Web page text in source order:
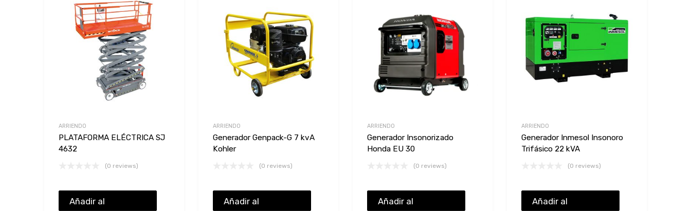
ARRIENDO
PLATAFORMA ELÉCTRICA SJ
4632
(0 reviews)
Añadir al
ARRIENDO
Generador Genpack-G 7 kvA
Kohler
(0 reviews)
Añadir al
ARRIENDO
Generador Insonorizado
Honda EU 30
(0 reviews)
Añadir al
ARRIENDO
Generador Inmesol Insonoro
Trifásico 22 kVA
(0 reviews)
Añadir al